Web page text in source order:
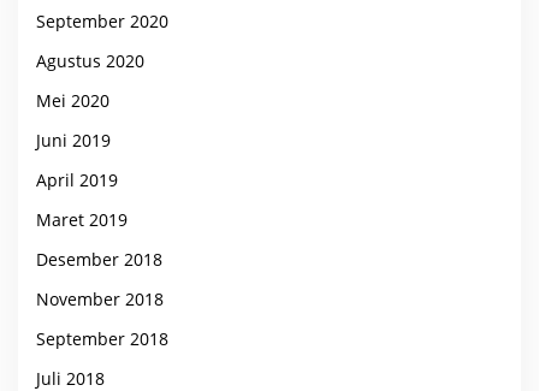
September 2020
Agustus 2020
Mei 2020
Juni 2019
April 2019
Maret 2019
Desember 2018
November 2018
September 2018
Juli 2018